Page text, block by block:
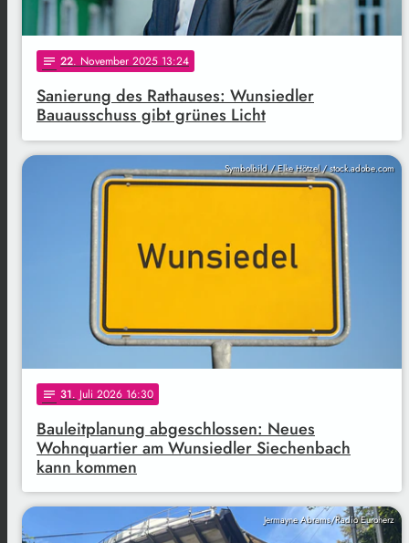
notes 22. November 2025 13:24
Sanierung des Rathauses: Wunsiedler
Bauausschuss gibt grünes Licht
Symbolbild / Elke Hötzel / stock.adobe.com
notes 31. Juli 2026 16:30
Bauleitplanung abgeschlossen: Neues
Wohnquartier am Wunsiedler Siechenbach
kann kommen
Jermayne Abrams/Radio Euroherz